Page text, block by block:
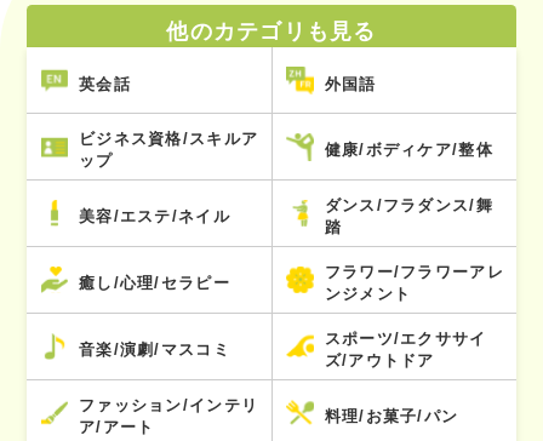
他のカテゴリも見る
英会話 外国語
ビジネス資格/スキルア
ップ
健康/ボディケア/整体
美容/エステ/ネイル
ダンス/フラダンス/舞
踏
癒し/心理/セラピー
フラワー/フラワーアレ
ンジメント
音楽/演劇/マスコミ
スポーツ/エクササイ
ズ/アウトドア
ファッション/インテリ
ア/アート
料理/お菓子/パン